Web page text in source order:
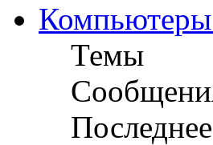
Компьютеры
Темы